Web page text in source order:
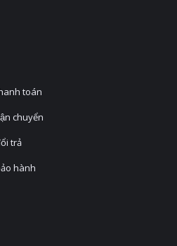
toán
chuyển
trả
hành